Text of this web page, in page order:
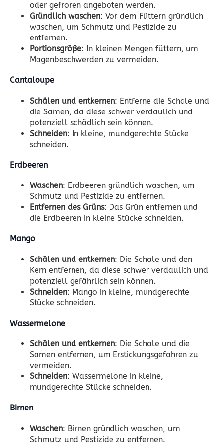
oder gefroren angeboten werden.
Gründlich waschen: Vor dem Füttern gründlich
waschen, um Schmutz und Pestizide zu
entfernen.
Portionsgröße: In kleinen Mengen füttern, um
Magenbeschwerden zu vermeiden.
Cantaloupe
Schälen und entkernen: Entferne die Schale und
die Samen, da diese schwer verdaulich und
potenziell schädlich sein können.
Schneiden: In kleine, mundgerechte Stücke
schneiden.
Erdbeeren
Waschen: Erdbeeren gründlich waschen, um
Schmutz und Pestizide zu entfernen.
Entfernen des Grüns: Das Grün entfernen und
die Erdbeeren in kleine Stücke schneiden.
Mango
Schälen und entkernen: Die Schale und den
Kern entfernen, da diese schwer verdaulich und
potenziell gefährlich sein können.
Schneiden: Mango in kleine, mundgerechte
Stücke schneiden.
Wassermelone
Schälen und entkernen: Die Schale und die
Samen entfernen, um Erstickungsgefahren zu
vermeiden.
Schneiden: Wassermelone in kleine,
mundgerechte Stücke schneiden.
Birnen
Waschen: Birnen gründlich waschen, um
Schmutz und Pestizide zu entfernen.